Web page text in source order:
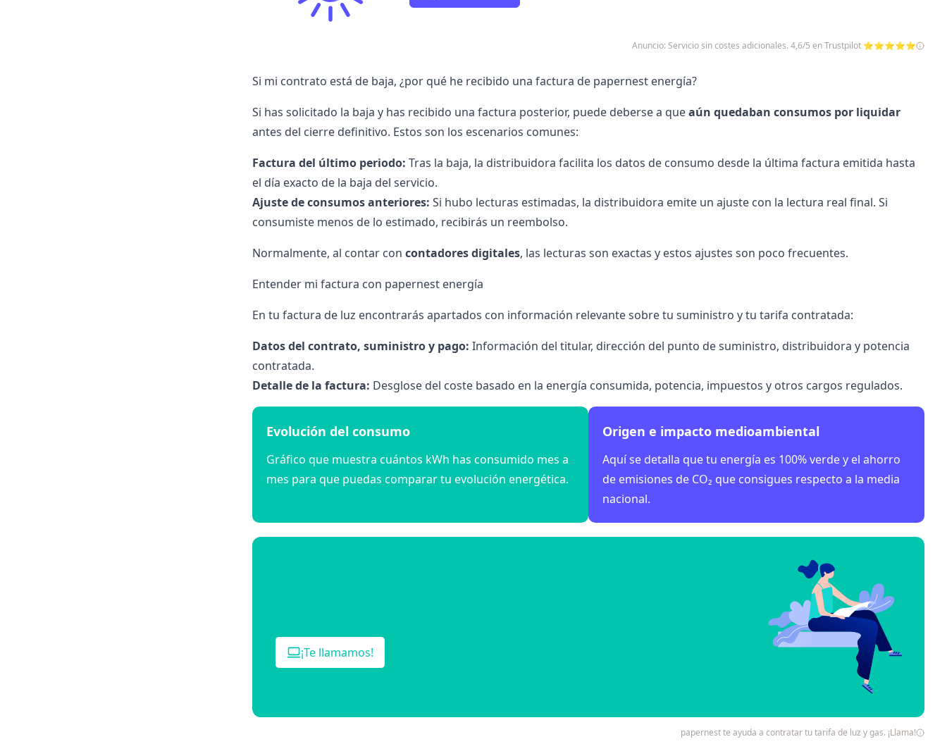
Anuncio: Servicio sin costes adicionales. 4,6/5 en Trustpilot ⭐⭐⭐⭐⭐
Si mi contrato está de baja, ¿por qué he recibido una factura de papernest energía?
Si has solicitado la baja y has recibido una factura posterior, puede deberse a queaún quedaban consumos por liquidar
antes del cierre definitivo. Estos son los escenarios comunes:
Factura del último periodo: Tras la baja, la distribuidora facilita los datos de consumo desde la última factura emitida hasta
el día exacto de la baja del servicio.
Ajuste de consumos anteriores: Si hubo lecturas estimadas, la distribuidora emite un ajuste con la lectura real final. Si
consumiste menos de lo estimado, recibirás un reembolso.
Normalmente, al contar con contadores digitales, las lecturas son exactas y estos ajustes son poco frecuentes.
Entender mi factura con papernest energía
En tu factura de luz encontrarás apartados con información relevante sobre tu suministro y tu tarifa contratada:
Datos del contrato, suministro y pago: Información del titular, dirección del punto de suministro, distribuidora y potencia
contratada.
Detalle de la factura: Desglose del coste basado en la energía consumida, potencia, impuestos y otros cargos regulados.
Evolución del consumo
Gráfico que muestra cuántos kWh has consumido mes a
mes para que puedas comparar tu evolución energética.
Origen e impacto medioambiental
Aquí se detalla que tu energía es 100% verde y el ahorro
de emisiones de CO₂ que consigues respecto a la media
nacional.
¡Te llamamos!
papernest te ayuda a contratar tu tarifa de luz y gas. ¡Llama!